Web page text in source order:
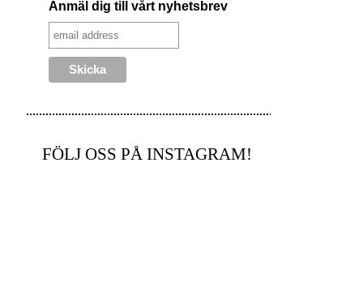
Anmäl dig till vårt nyhetsbrev
FÖLJ OSS PÅ INSTAGRAM!